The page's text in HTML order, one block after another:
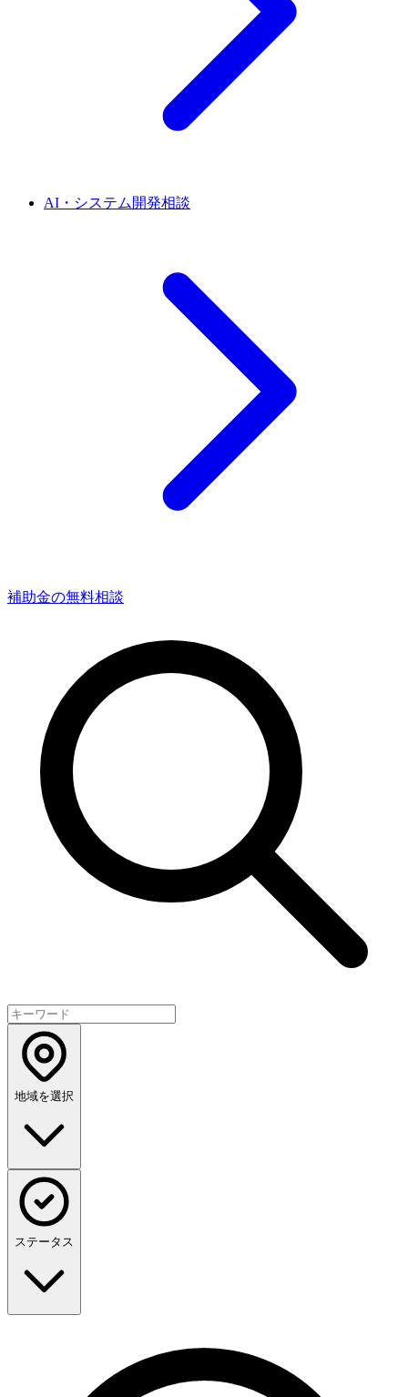
AI・システム開発相談
補助金の無料相談
地域を選択
ステータス